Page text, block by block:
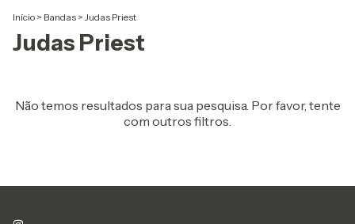
Início > Bandas > Judas Priest
Judas Priest
Não temos resultados para sua pesquisa. Por favor, tente
com outros filtros.